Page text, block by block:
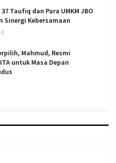
Taufiq dan Para UMKM JBO
Sinergi Kebersamaan
Mahmud, Resmi
untuk Masa Depan